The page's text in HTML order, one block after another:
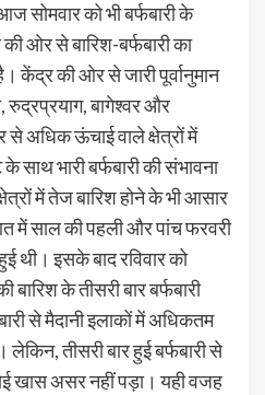
सोमवार को भी बर्फबारी के
ओर से बारिश-बर्फबारी का
केंद्र की ओर से जारी पूर्वानुमान
रुद्रप्रयाग, बागेश्वर और
से अधिक ऊंचाई वाले क्षेत्रों में
भारी बर्फबारी की संभावना
में तेज बारिश होने के भी आसार
साल की पहली और पांच फरवरी
थी। इसके बाद रविवार को
बारिश के तीसरी बार बर्फबारी
से मैदानी इलाकों में अधिकतम
लेकिन, तीसरी बार हुई बर्फबारी से
खास असर नहीं पड़ा। यही वजह